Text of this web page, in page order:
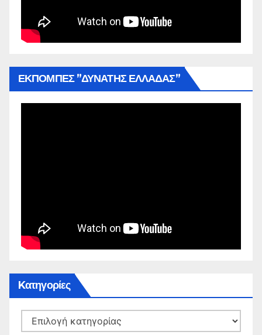
ΕΚΠΟΜΠΕΣ ”ΔΥΝΑΤΗΣ ΕΛΛΑΔΑΣ”
Kατηγορίες
Kατηγορίες